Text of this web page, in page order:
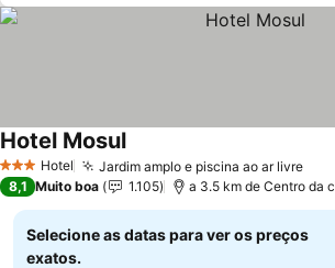
3 EstrelasHotel Jardim amplo e piscina ao ar livreVer
Hotel MosulVer preços
8,1 Muito boa 1.105 a 3.5 km de Centro da
Selecione as datas para ver os preços
exatos.